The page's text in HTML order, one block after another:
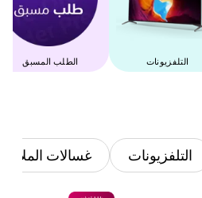
التلفزيونات الطلب المسبق
التلفزيونات غسالات